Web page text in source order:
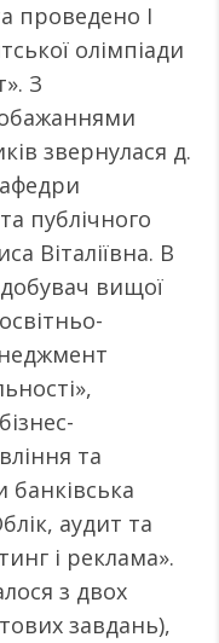
проведено І
олімпіади
З
звернулася д.
публічного
Віталіївна. В
вищої
та
банківська
аудит та
і реклама».
з двох
завдань),